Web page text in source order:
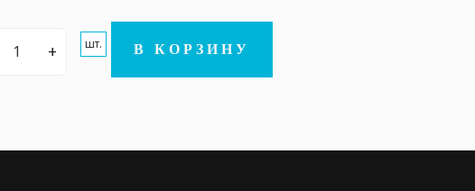
+ шт. В КОРЗИНУ